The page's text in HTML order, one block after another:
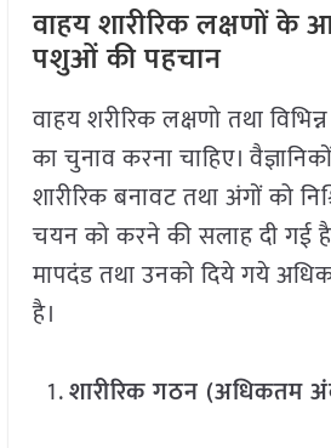
वाहय शारीरिक लक्षणों के
पशुओं की पहचान
वाहय शरीरिक लक्षणो तथा
का चुनाव करना चाहिए। वैज्ञानिकों
शारीरिक बनावट तथा अंगों को
चयन को करने की सलाह दी गई है।
मापदंड तथा उनको दिये गये
है।
शारीरिक गठन (अधिकतम